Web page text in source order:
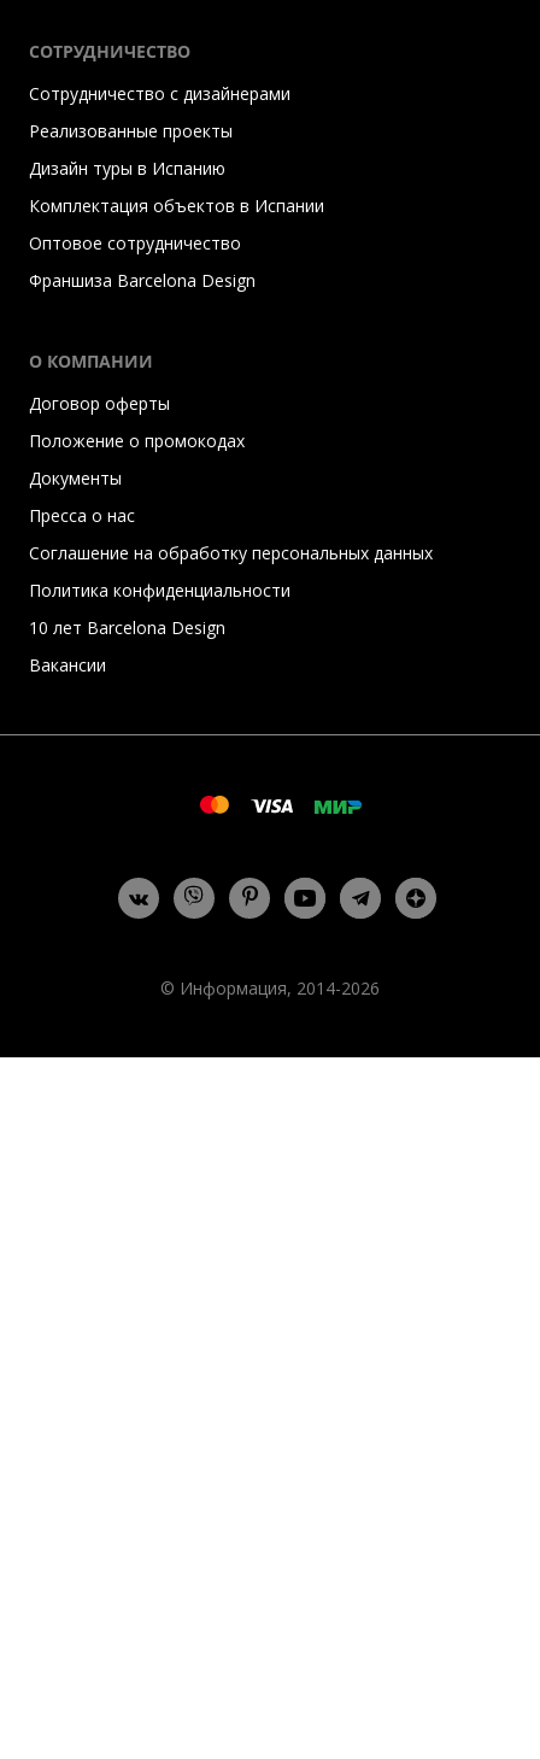
СОТРУДНИЧЕСТВО
Сотрудничество с дизайнерами
Реализованные проекты
Дизайн туры в Испанию
Комплектация объектов в Испании
Оптовое сотрудничество
Франшиза Barcelona Design
О КОМПАНИИ
Договор оферты
Положение о промокодах
Документы
Пресса о нас
Соглашение на обработку персональных данных
Политика конфиденциальности
10 лет Barcelona Design
Вакансии
© Информация, 2014-2026